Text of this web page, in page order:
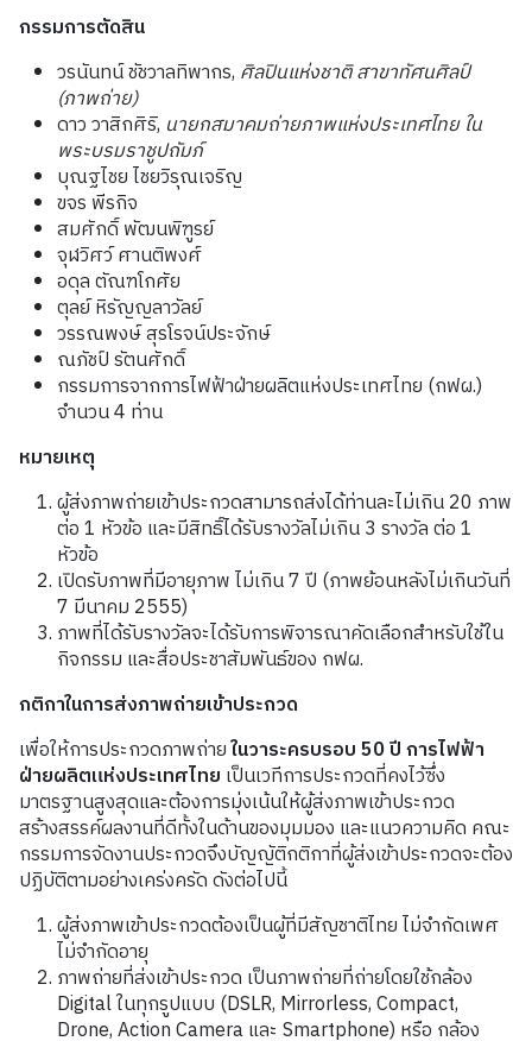
กรรมการตัดสิน
วรนันทน์ ชัชวาลทิพากร, ศิลปินแห่งชาติ สาขาทัศนศิลป์
(ภาพถ่าย)
ดาว วาสิกศิริ, นายกสมาคมถ่ายภาพแห่งประเทศไทย ใน
พระบรมราชูปถัมภ์
บุณฐไชย ไชยวิรุณเจริญ
ขจร พีรกิจ
สมศักดิ์ พัฒนพิฑูรย์
จุฬวิศว์ ศานติพงศ์
อดุล ตัณฑโกศัย
ตุลย์ หิรัญญลาวัลย์
วรรณพงษ์ สุรโรจน์ประจักษ์
ณภัชป์ รัตนศักดิ์
กรรมการจากการไฟฟ้าฝ่ายผลิตแห่งประเทศไทย (กฟผ.)
จำนวน 4 ท่าน
หมายเหตุ
ผู้ส่งภาพถ่ายเข้าประกวดสามารถส่งได้ท่านละไม่เกิน 20 ภาพ
ต่อ 1 หัวข้อ และมีสิทธิ์ได้รับรางวัลไม่เกิน 3 รางวัล ต่อ 1
หัวข้อ
เปิดรับภาพที่มีอายุภาพ ไม่เกิน 7 ปี (ภาพย้อนหลังไม่เกินวันที่
7 มีนาคม 2555)
ภาพที่ได้รับรางวัลจะได้รับการพิจารณาคัดเลือกสำหรับใช้ใน
กิจกรรม และสื่อประชาสัมพันธ์ของ กฟผ.
กติกาในการส่งภาพถ่ายเข้าประกวด
เพื่อให้การประกวดภาพถ่ายในวาระครบรอบ50 ปี การไฟฟ้า
ฝ่ายผลิตแห่งประเทศไทย เป็นเวทีการประกวดที่คงไว้ซึ่ง
มาตรฐานสูงสุดและต้องการมุ่งเน้นให้ผู้ส่งภาพเข้าประกวด
สร้างสรรค์ผลงานที่ดีทั้งในด้านของมุมมอง และแนวความคิด คณะ
กรรมการจัดงานประกวดจึงบัญญัติกติกาที่ผู้ส่งเข้าประกวดจะต้อง
ปฏิบัติตามอย่างเคร่งครัด ดังต่อไปนี้
ผู้ส่งภาพเข้าประกวดต้องเป็นผู้ที่มีสัญชาติไทย ไม่จำกัดเพศ
ไม่จำกัดอายุ
ภาพถ่ายที่ส่งเข้าประกวด เป็นภาพถ่ายที่ถ่ายโดยใช้กล้อง
Digital ในทุกรูปแบบ (DSLR, Mirrorless, Compact,
Drone, Action Camera และ Smartphone) หรือ กล้อง